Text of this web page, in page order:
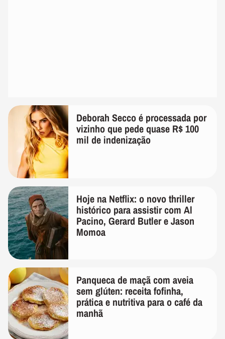
Deborah Secco é processada por
vizinho que pede quase R$ 100
mil de indenização
Hoje na Netflix: o novo thriller
histórico para assistir com Al
Pacino, Gerard Butler e Jason
Momoa
Panqueca de maçã com aveia
sem glúten: receita fofinha,
prática e nutritiva para o café da
manhã